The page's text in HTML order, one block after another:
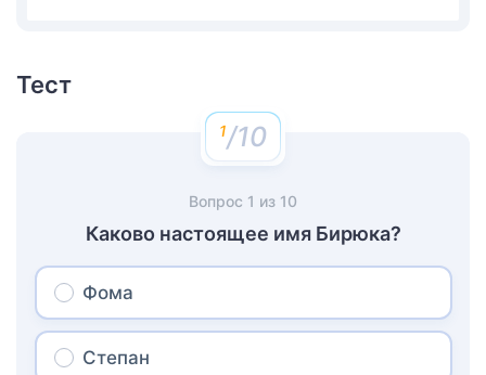
Тест
/10
Вопрос 1 из 10
Каково настоящее имя Бирюка?
Фома
Степан